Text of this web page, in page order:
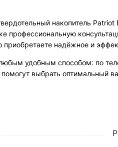
накопитель
профессиональную
приобретаете надёжное и
удобным способом: по
выбрать оптимальный